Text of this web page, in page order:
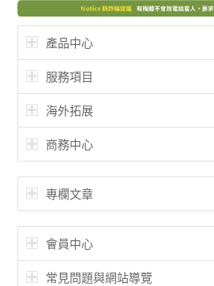
產品中心
服務項目
海外拓展
商務中心
專欄文章
會員中心
常見問題與網站導覽